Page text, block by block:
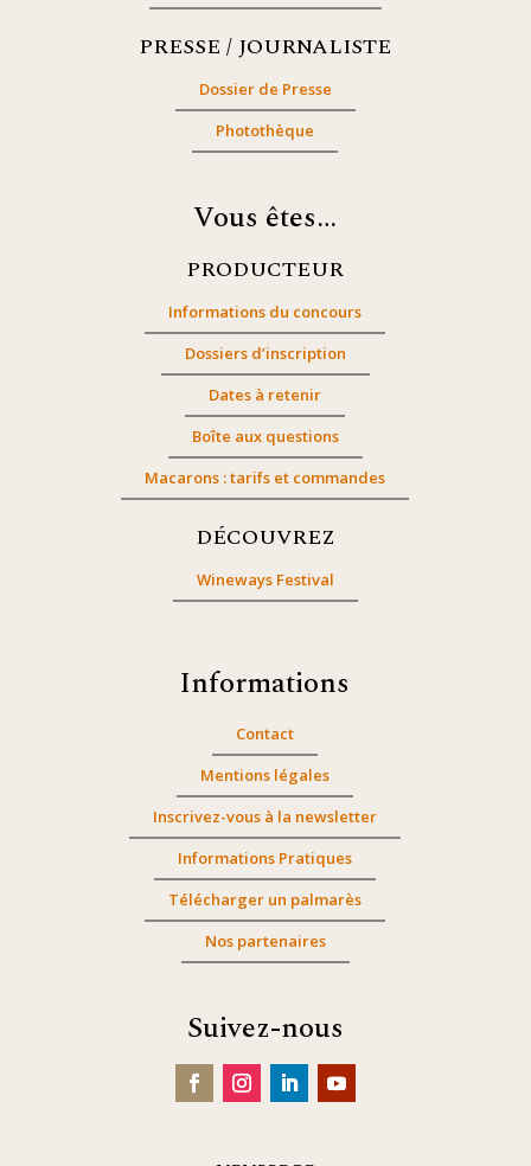
PRESSE / JOURNALISTE
Dossier de Presse
Photothèque
Vous êtes…
PRODUCTEUR
Informations du concours
Dossiers d’inscription
Dates à retenir
Boîte aux questions
Macarons : tarifs et commandes
DÉCOUVREZ
Wineways Festival
Informations
Contact
Mentions légales
Inscrivez-vous à la newsletter
Informations Pratiques
Télécharger un palmarès
Nos partenaires
Suivez-nous